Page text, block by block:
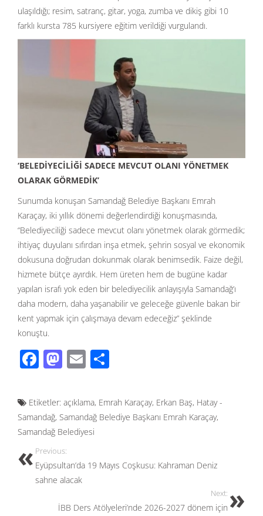
ulaşıldığı; resim, satranç, gitar, yoga, zumba ve dikiş gibi 10
farklı kursta 785 kursiyere eğitim verildiği vurgulandı.
‘BELEDİYECİLİĞİ SADECE MEVCUT OLANI YÖNETMEK
OLARAK GÖRMEDİK’
Sunumda konuşan Samandağ Belediye Başkanı Emrah
Karaçay, iki yıllık dönemi değerlendirdiği konuşmasında,
“Belediyeciliği sadece mevcut olanı yönetmek olarak görmedik;
ihtiyaç duyulanı sıfırdan inşa etmek, şehrin sosyal ve ekonomik
dokusuna doğrudan dokunmak olarak benimsedik. Faize değil,
hizmete bütçe ayırdık. Hem üreten hem de bugüne kadar
yapılan israfı yok eden bir belediyecilik anlayışıyla Samandağ’ı
daha modern, daha yaşanabilir ve geleceğe güvenle bakan bir
kent yapmak için çalışmaya devam edeceğiz” şeklinde
konuştu.
F
e
b
o
o
k
M
to
d
o
n
E
ail ar
e
Etiketler: açıklama, Emrah Karaçay, Erkan Baş, Hatay -
Samandağ, Samandağ Belediye Başkanı Emrah Karaçay,
Samandağ Belediyesi
Previous:
Eyüpsultan’da 19 Mayıs Coşkusu: Kahraman Deniz
sahne alacak
Next:
İBB Ders Atölyeleri’nde 2026-2027 dönem için